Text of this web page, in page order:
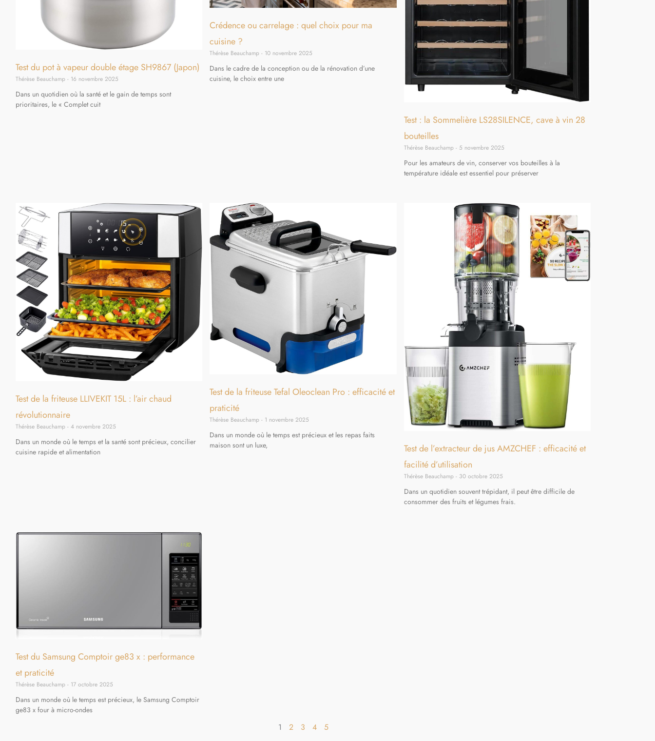
Test du pot à vapeur double étage SH9867 (Japon)
Thérèse Beauchamp 16 novembre 2025
Dans un quotidien où la santé et le gain de temps sont
prioritaires, le « Complet cuit
Crédence ou carrelage : quel choix pour ma
cuisine ?
Thérèse Beauchamp 10 novembre 2025
Dans le cadre de la conception ou de la rénovation d’une
cuisine, le choix entre une
Test : la Sommelière LS28SILENCE, cave à vin 28
bouteilles
Thérèse Beauchamp 5 novembre 2025
Pour les amateurs de vin, conserver vos bouteilles à la
température idéale est essentiel pour préserver
Test de la friteuse LLIVEKIT 15L : l’air chaud
révolutionnaire
Thérèse Beauchamp 4 novembre 2025
Dans un monde où le temps et la santé sont précieux, concilier
cuisine rapide et alimentation
Test de la friteuse Tefal Oleoclean Pro : efficacité et
praticité
Thérèse Beauchamp 1 novembre 2025
Dans un monde où le temps est précieux et les repas faits
maison sont un luxe,
Test de l’extracteur de jus AMZCHEF : efficacité et
facilité d’utilisation
Thérèse Beauchamp 30 octobre 2025
Dans un quotidien souvent trépidant, il peut être difficile de
consommer des fruits et légumes frais.
Test du Samsung Comptoir ge83 x : performance
et praticité
Thérèse Beauchamp 17 octobre 2025
Dans un monde où le temps est précieux, le Samsung Comptoir
ge83 x four à micro-ondes
1 2 3 4 5